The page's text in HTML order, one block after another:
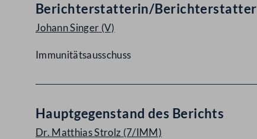
Berichterstatterin/Berichterstatter
Johann Singer (V)
Immunitätsausschuss
Hauptgegenstand des Berichts
Dr. Matthias Strolz (7/IMM)